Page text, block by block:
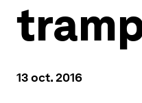
13 oct. 2016